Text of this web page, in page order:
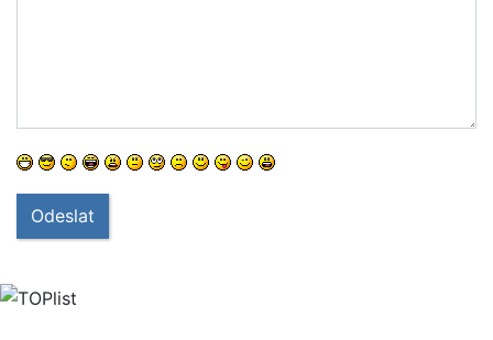
Odeslat